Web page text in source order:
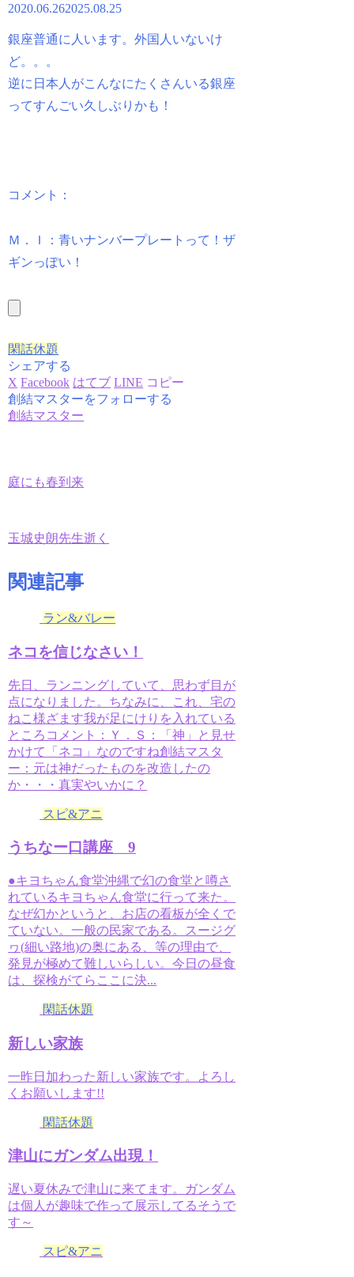
2020.06.262025.08.25
銀座普通に人います。外国人いないけ
ど。。。
逆に日本人がこんなにたくさんいる銀座
ってすんごい久しぶりかも！
コメント：
Ｍ．Ｉ：青いナンバープレートって！ザ
ギンっぽい！
閑話休題
シェアする
X Facebook はてブ LINE コピー
創結マスターをフォローする
創結マスター
庭にも春到来
玉城史朗先生逝く
関連記事
ラン&バレー
ネコを信じなさい！
先日、ランニングしていて、思わず目が
点になりました。ちなみに、これ、宅の
ねこ様ざます我が足にけりを入れている
ところコメント：Ｙ．Ｓ：「神」と見せ
かけて「ネコ」なのですね創結マスタ
ー：元は神だったものを改造したの
か・・・真実やいかに？
スピ&アニ
うちなー口講座 9
●キヨちゃん食堂沖縄で幻の食堂と噂さ
れているキヨちゃん食堂に行って来た。
なぜ幻かというと、お店の看板が全くで
ていない。一般の民家である。スージグ
ヮ(細い路地)の奥にある、等の理由で、
発見が極めて難しいらしい。今日の昼食
は、探検がてらここに決...
閑話休題
新しい家族
一昨日加わった新しい家族です。よろし
くお願いします!!
閑話休題
津山にガンダム出現！
遅い夏休みで津山に来てます。ガンダム
は個人が趣味で作って展示してるそうで
す～
スピ&アニ